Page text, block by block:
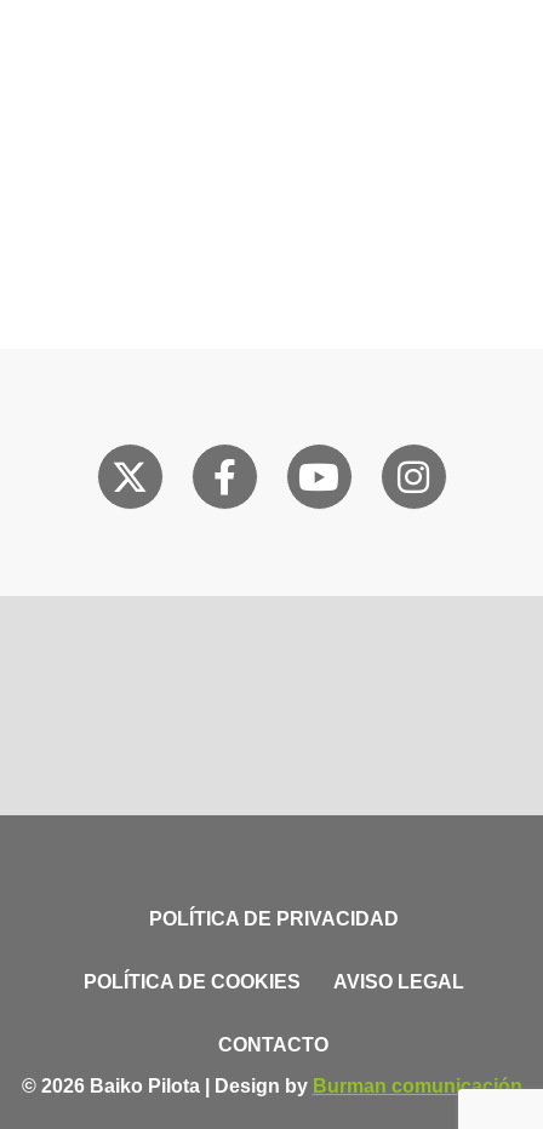
POLÍTICA DE PRIVACIDAD
POLÍTICA DE COOKIES AVISO LEGAL
CONTACTO
© 2026 Baiko Pilota | Design by Burman comunicación